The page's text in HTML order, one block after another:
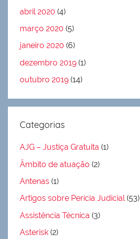
abril 2020 (4)
março 2020 (5)
janeiro 2020 (6)
dezembro 2019 (1)
outubro 2019 (14)
Categorias
AJG – Justiça Gratuita (1)
Âmbito de atuação (2)
Antenas (1)
Artigos sobre Perícia Judicial(53)
Assistência Técnica (3)
Asterisk (2)